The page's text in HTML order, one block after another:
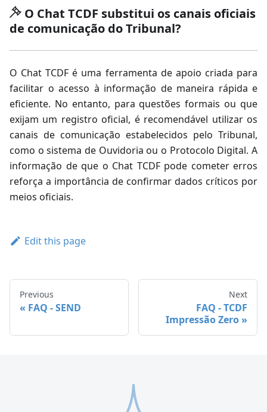
O Chat TCDF substitui os canais oficiais
de comunicação do Tribunal?
O Chat TCDF é uma ferramenta de apoio criada para
facilitar o acesso à informação de maneira rápida e
eficiente. No entanto, para questões formais ou que
exijam um registro oficial, é recomendável utilizar os
canais de comunicação estabelecidos pelo Tribunal,
como o sistema de Ouvidoria ou o Protocolo Digital. A
informação de que o Chat TCDF pode cometer erros
reforça a importância de confirmar dados críticos por
meios oficiais.
Edit this page
Previous
FAQ - SEND
Next
FAQ - TCDF
Impressão Zero